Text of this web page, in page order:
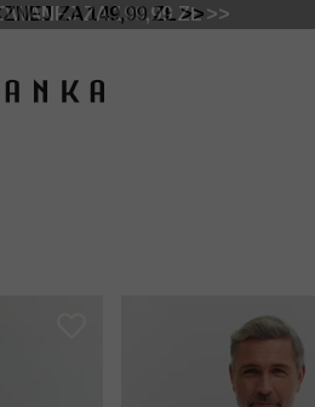
ZA 149,99 ZŁ >>
DRUGI I TRZECI PRODUKT >>